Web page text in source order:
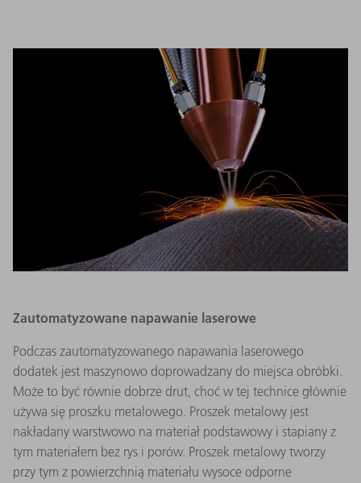
Zautomatyzowane napawanie laserowe
Podczas zautomatyzowanego napawania laserowego
dodatek jest maszynowo doprowadzany do miejsca obróbki.
Może to być równie dobrze drut, choć w tej technice głównie
używa się proszku metalowego. Proszek metalowy jest
nakładany warstwowo na materiał podstawowy i stapiany z
tym materiałem bez rys i porów. Proszek metalowy tworzy
przy tym z powierzchnią materiału wysoce odporne